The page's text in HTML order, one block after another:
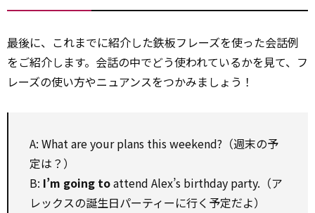
最後に、これまでに紹介した鉄板フレーズを使った会話例
をご紹介します。会話の中でどう使われているかを見て、フ
レーズの使い方やニュアンスをつかみましょう！
A: What are your plans this weekend?（週末の予
定は？）
B: I’m going toattend Alex’s birthday party.（ア
レックスの誕生日パーティーに行く予定だよ）